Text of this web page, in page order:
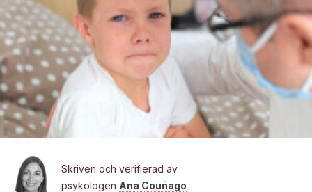
Skriven och verifierad av
psykologen Ana Couñago